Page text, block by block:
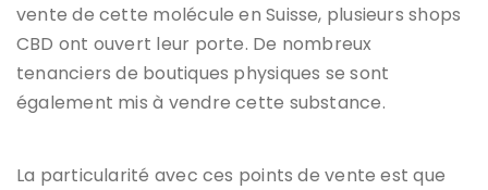
vente de cette molécule en Suisse, plusieurs shops
CBD ont ouvert leur porte. De nombreux
tenanciers de boutiques physiques se sont
également mis à vendre cette substance.
La particularité avec ces points de vente est que